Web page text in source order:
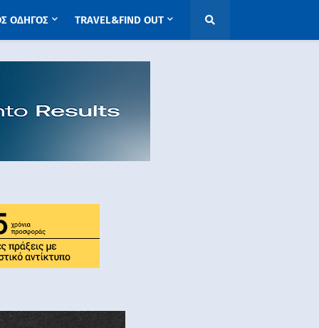
ΟΔΗΓΟΣ TRAVEL&FIND OUT